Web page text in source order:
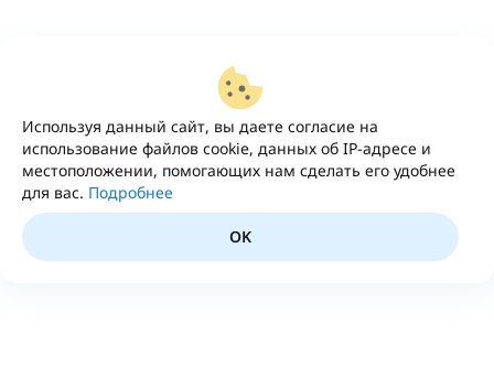
Используя данный сайт, вы даете согласие на
использование файлов cookie, данных об IP-адресе и
местоположении, помогающих нам сделать его удобнее
для вас. Подробнее
OK